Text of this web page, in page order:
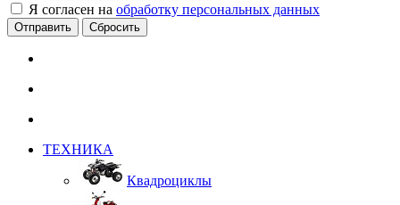
Я согласен на обработку персональных данных
Сбросить
ТЕХНИКА
Квадроциклы